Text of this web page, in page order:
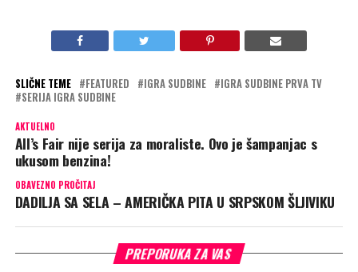
SLIČNE TEME FEATURED IGRA SUDBINE
IGRA SUDBINE PRVA TV
SERIJA IGRA SUDBINE
AKTUELNO
All’s Fair nije serija za moraliste. Ovo je šampanjac s
ukusom benzina!
OBAVEZNO PROČITAJ
DADILJA SA SELA – AMERIČKA PITA U SRPSKOM ŠLJIVIKU
PREPORUKA ZA VAS